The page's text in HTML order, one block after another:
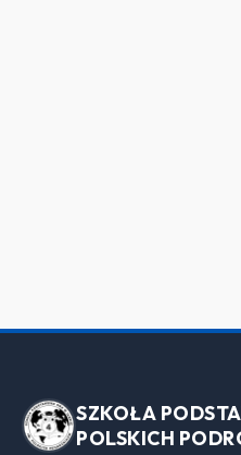
SZKOŁA
POLSKICH